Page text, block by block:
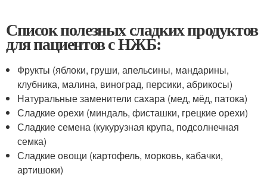
Список полезных сладких продуктов
для пациентов с НЖБ:
Фрукты (яблоки, груши, апельсины, мандарины,
клубника, малина, виноград, персики, абрикосы)
Натуральные заменители сахара (мед, мёд, патока)
Сладкие орехи (миндаль, фисташки, грецкие орехи)
Сладкие семена (кукурузная крупа, подсолнечная
семка)
Сладкие овощи (картофель, морковь, кабачки,
артишоки)